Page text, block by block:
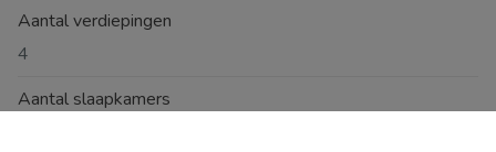
Aantal verdiepingen
4
Aantal slaapkamers